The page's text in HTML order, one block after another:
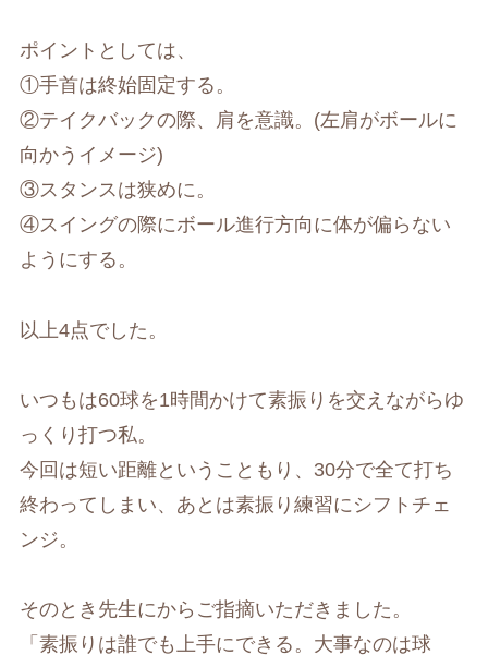
ポイントとしては、
①手首は終始固定する。
②テイクバックの際、肩を意識。(左肩がボールに
向かうイメージ)
③スタンスは狭めに。
④スイングの際にボール進行方向に体が偏らない
ようにする。
以上4点でした。
いつもは60球を1時間かけて素振りを交えながらゆ
っくり打つ私。
今回は短い距離ということもり、30分で全て打ち
終わってしまい、あとは素振り練習にシフトチェ
ンジ。
そのとき先生にからご指摘いただきました。
「素振りは誰でも上手にできる。大事なのは球